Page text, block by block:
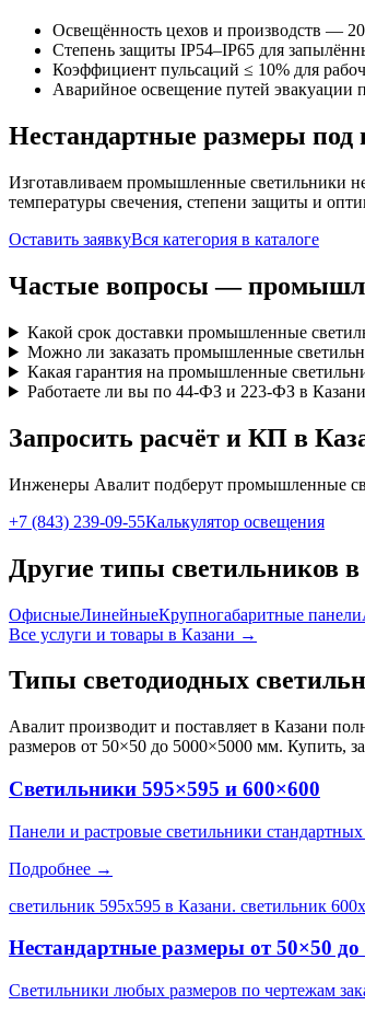
Освещённость цехов и производств —
Степень защиты IP54–IP65 для
Коэффициент пульсаций ≤ 10% для
Аварийное освещение путей
Нестандартные размеры под
Изготавливаем промышленные светильники
температуры свечения, степени защиты и
Оставить заявкуВся категория в каталоге
Частые вопросы —
Какой срок доставки промышленные
Можно ли заказать промышленные
Какая гарантия на промышленные
Работаете ли вы по 44-ФЗ и 223-ФЗ в
Запросить расчёт и КП в
Инженеры Авалит подберут промышленные
+7 (843) 239-09-55Калькулятор освещения
Другие типы светильников в
ОфисныеЛинейныеКрупногабаритные панели
Все услуги и товары в Казани →
Типы светодиодных
Авалит производит и поставляет в Казани
размеров от 50×50 до 5000×5000 мм. Купить,
Светильники 595×595 и 600×600
Панели и растровые светильники
Подробнее →
светильник 595х595 в Казани. светильник
Нестандартные размеры от 50×50
Светильники любых размеров по чертежам